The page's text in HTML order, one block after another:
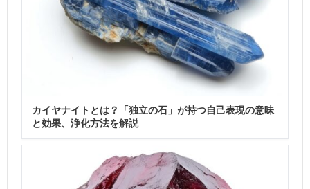
カイヤナイトとは？「独立の石」が持つ自己表現の意味
と効果、浄化方法を解説